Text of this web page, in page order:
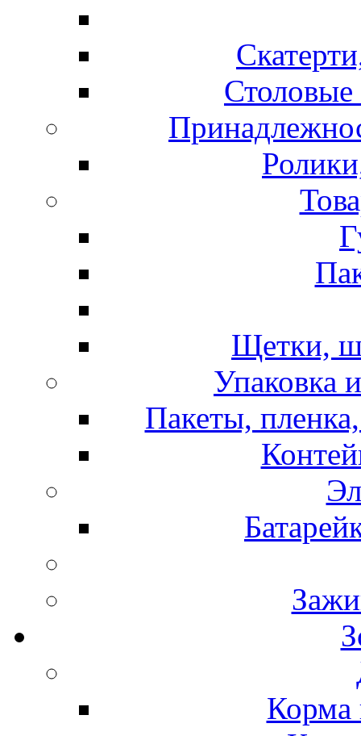
Щетки,
Упаковка
Пакеты,
Корма